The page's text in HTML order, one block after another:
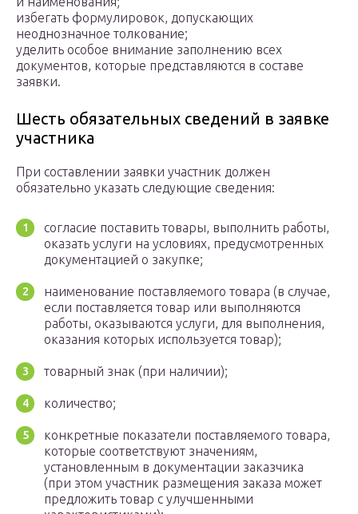
избегать формулировок, допускающих
неоднозначное толкование;
уделить особое внимание заполнению всех
документов, которые представляются в составе
заявки.
Шесть обязательных сведений в заявке
участника
При составлении заявки участник должен
обязательно указать следующие сведения:
согласие поставить товары, выполнить работы,
оказать услуги на условиях, предусмотренных
документацией о закупке;
наименование поставляемого товара (в случае,
если поставляется товар или выполняются
работы, оказываются услуги, для выполнения,
оказания которых используется товар);
товарный знак (при наличии);
количество;
конкретные показатели поставляемого товара,
которые соответствуют значениям,
установленным в документации заказчика
(при этом участник размещения заказа может
предложить товар с улучшенными